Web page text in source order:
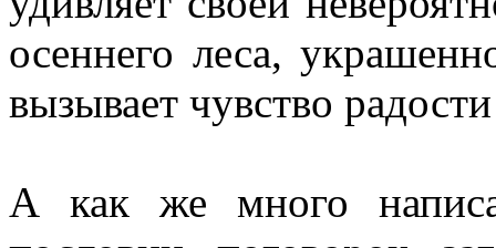
осеннего леса,
вызывает чувство
А как же много